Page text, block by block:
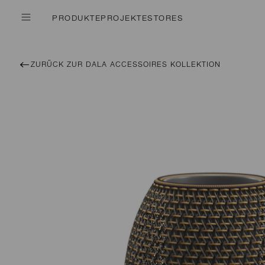
PRODUKTEPROJEKTESTORES
ZURÜCK ZUR DALA ACCESSOIRES KOLLEKTION